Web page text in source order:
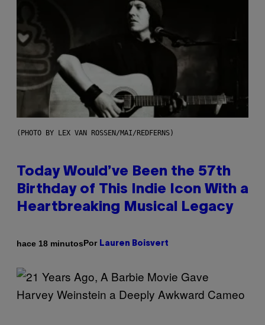
(PHOTO BY LEX VAN ROSSEN/MAI/REDFERNS)
Today Would’ve Been the 57th
Birthday of This Indie Icon With a
Heartbreaking Musical Legacy
hace 18 minutosPor Lauren Boisvert